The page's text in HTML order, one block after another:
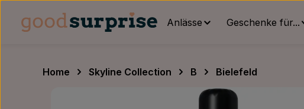
Hauptinhalt springen
Zur Hauptnavigation springen
Anlässe Geschenke für...
Home Skyline Collection B
Bielefeld